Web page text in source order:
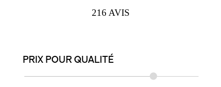
216 AVIS
PRIX POUR QUALITÉ